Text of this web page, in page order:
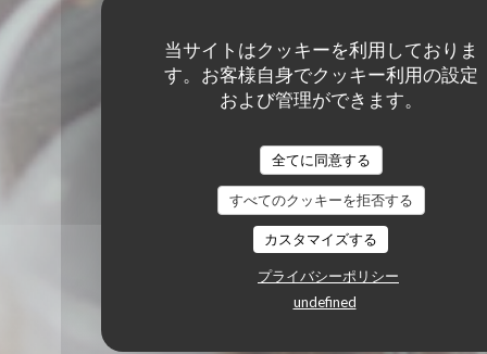
当サイトはクッキーを利用しておりま
す。お客様自身でクッキー利用の設定
および管理ができます。
全てに同意する
すべてのクッキーを拒否する
カスタマイズする
プライバシーポリシー
undefined